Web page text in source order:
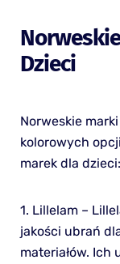
Dzieci
Norweskie
kolorowych
marek dla dzieci:
1. Lillelam –
jakości ubrań
materiałów. Ich